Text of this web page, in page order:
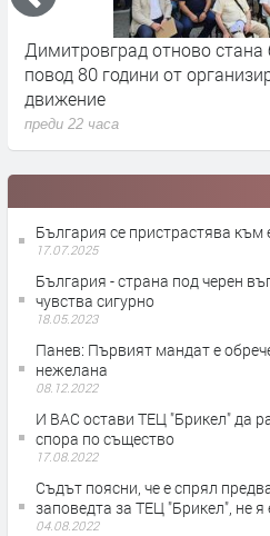
Димитровград отново стана
повод 80 години от
движение
преди 22 часа
България се пристрастява към
17.07.2025
България - страна под черен
чувства сигурно
18.05.2023
Панев: Първият мандат е
нежелана
08.12.2022
И ВАС остави ТЕЦ "Брикел" да
спора по същество
17.08.2022
Съдът поясни, че е спрял
заповедта за ТЕЦ "Брикел", не я
04.08.2022